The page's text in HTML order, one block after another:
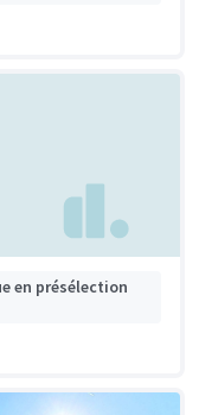
en présélection